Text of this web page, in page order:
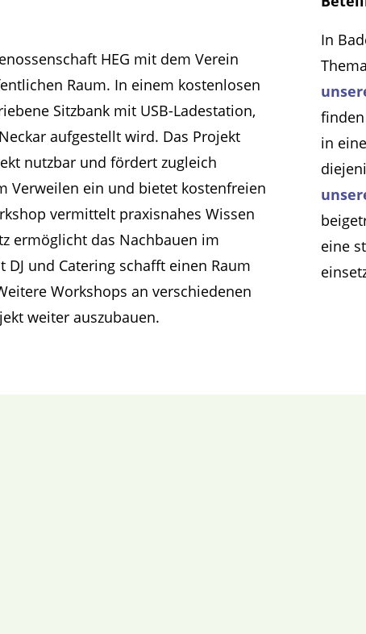
HEG mit dem Verein
Raum. In einem kostenlosen
Sitzbank mit USB-Ladestation,
aufgestellt wird. Das Projekt
nutzbar und fördert zugleich
Verweilen ein und bietet kostenfreien
vermittelt praxisnahes Wissen
ermöglicht das Nachbauen im
und Catering schafft einen Raum
Workshops an verschiedenen
weiter auszubauen.
In
in
eine